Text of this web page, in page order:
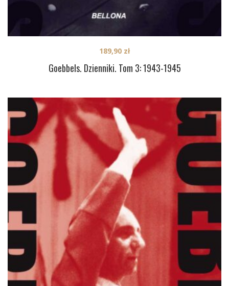
Goebbels. Dzienniki. Tom 3: 1943-1945
189,90 zł